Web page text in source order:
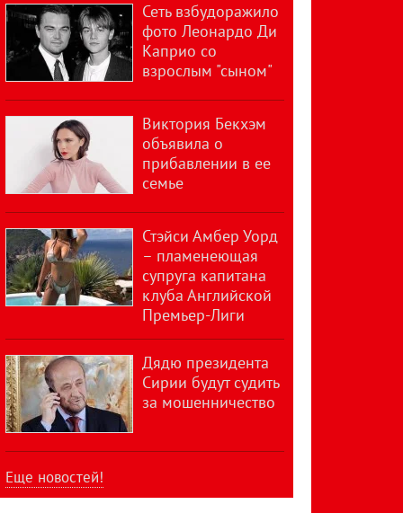
Сеть взбудоражило
фото Леонардо Ди
Каприо со
взрослым "сыном"
Виктория Бекхэм
объявила о
прибавлении в ее
семье
Стэйси Амбер Уорд
– пламенеющая
супруга капитана
клуба Английской
Премьер-Лиги
Дядю президента
Сирии будут судить
за мошенничество
Еще новостей!